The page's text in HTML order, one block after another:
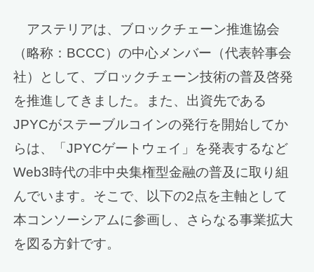
アステリアは、ブロックチェーン推進協会
（略称：BCCC）の中心メンバー（代表幹事会
社）として、ブロックチェーン技術の普及啓発
を推進してきました。また、出資先である
JPYCがステーブルコインの発行を開始してか
らは、「JPYCゲートウェイ」を発表するなど
Web3時代の非中央集権型金融の普及に取り組
んでいます。そこで、以下の2点を主軸として
本コンソーシアムに参画し、さらなる事業拡大
を図る方針です。